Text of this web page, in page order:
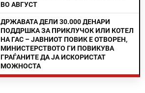
ВО АВГУСТ
ДРЖАВАТА ДЕЛИ 30.000 ДЕНАРИ
ПОДДРШКА ЗА ПРИКЛУЧОК ИЛИ КОТЕЛ
НА ГАС – ЈАВНИОТ ПОВИК Е ОТВОРЕН,
МИНИСТЕРСТВОТО ГИ ПОВИКУВА
ГРАЃАНИТЕ ДА ЈА ИСКОРИСТАТ
МОЖНОСТА